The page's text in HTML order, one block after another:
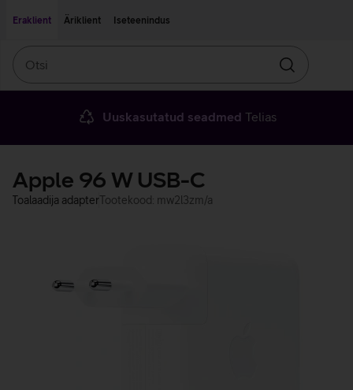
Eraklient
Äriklient Iseteenindus
Otsin
Uuskasutatud seadmed Telias
Apple 96 W USB-C
Toalaadija adapterTootekood: mw2l3zm/a